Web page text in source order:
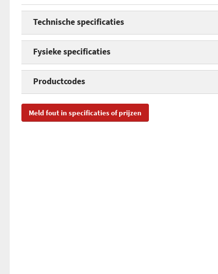
Technische specificaties
Flitsmeetsysteem
Richtgetal (ISO 100)
Draadloos flitsen
Fysieke specificaties
Hoogte
Diepte
Productcodes
SKU
Meld fout in specificaties of prijzen